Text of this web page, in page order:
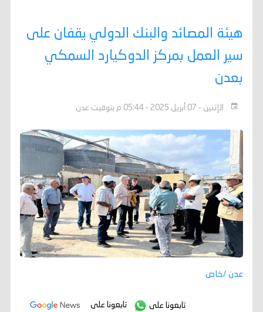
هيئة المصائد والبنك الدولي يقفان على
سير العمل بمركز الدوكيارد السمكي
بعدن
الإثنين - 07 أبريل 2025 - 05:44 م بتوقيت عدن
عدن /خاص
تابعونا على تابعونا على